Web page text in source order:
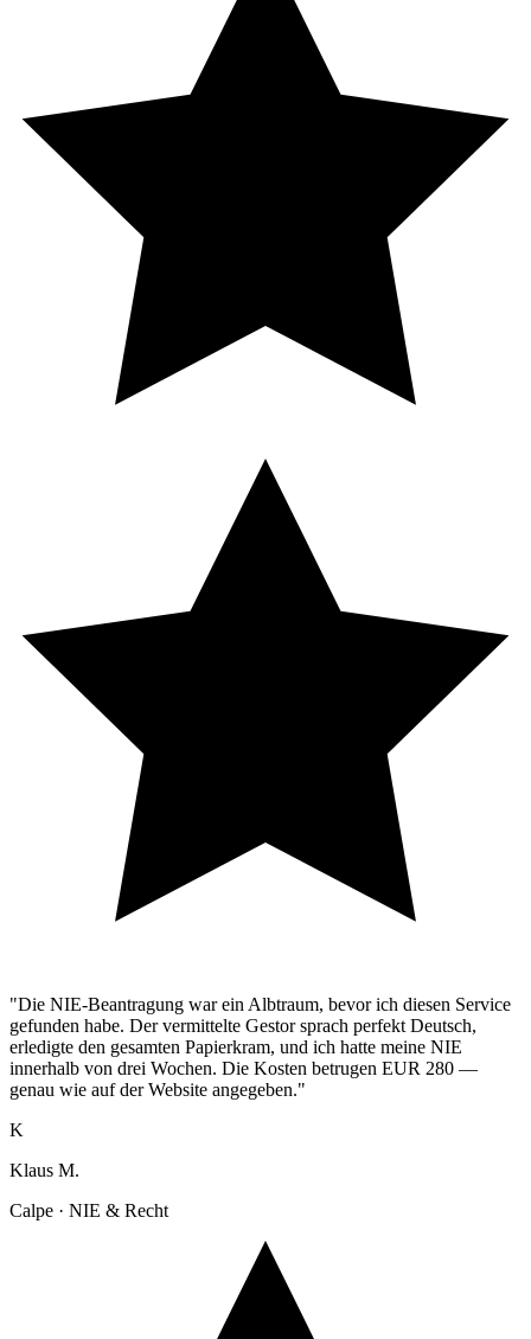
"Die NIE-Beantragung war ein Albtraum, bevor ich diesen Service
gefunden habe. Der vermittelte Gestor sprach perfekt Deutsch,
erledigte den gesamten Papierkram, und ich hatte meine NIE
innerhalb von drei Wochen. Die Kosten betrugen EUR 280 —
genau wie auf der Website angegeben."
K
Klaus M.
Calpe · NIE & Recht